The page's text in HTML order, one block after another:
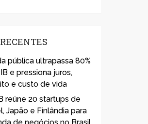
pública ultrapassa 80%
e pressiona juros,
e custo de vida
reúne 20 startups de
Japão e Finlândia para